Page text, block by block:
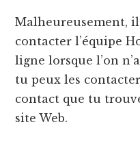
Malheureusement, il
contacter l’équipe
ligne lorsque l’on
tu peux les
contact que tu
site Web.